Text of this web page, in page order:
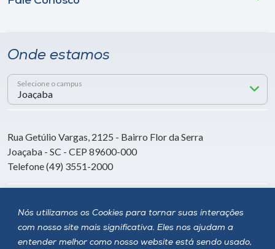
Nós utilizamos os Cookies para tornar suas interações
com nosso site mais significativa. Eles nos ajudam a
entender melhor como nosso website está sendo usado,
Onde estamos
Selecione o campus
Rua Getúlio Vargas, 2125 - Bairro Flor da Serra
Joaçaba - SC - CEP 89600-000
Telefone (49) 3551-2000
Siga a Unoesc